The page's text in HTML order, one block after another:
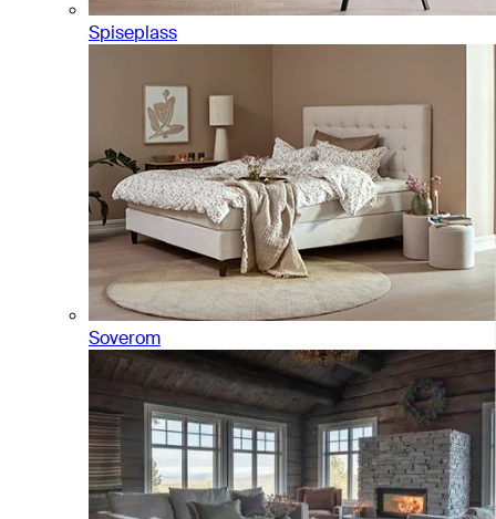
Spiseplass
Soverom